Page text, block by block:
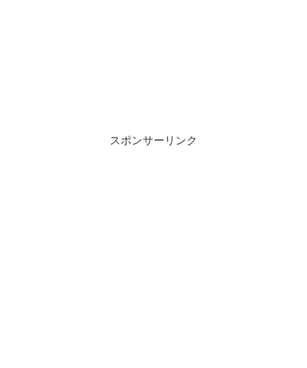
スポンサーリンク